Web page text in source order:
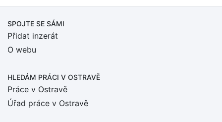
SPOJTE SE SÁMI
Přidat inzerát
O webu
HLEDÁM PRÁCI V OSTRAVĚ
Práce v Ostravě
Úřad práce v Ostravě